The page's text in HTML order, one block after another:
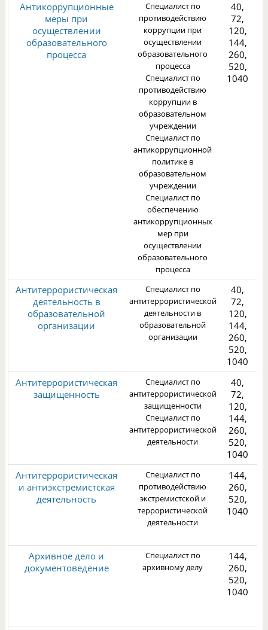
Антикоррупционные
меры при
осуществлении
образовательного
процесса
Специалист по
противодействию
коррупции при
осуществлении
образовательного
процесса
Специалист по
противодействию
коррупции в
образовательном
учреждении
Специалист по
антикоррупционной
политике в
образовательном
учреждении
Специалист по
обеспечению
антикоррупционных
мер при
осуществлении
образовательного
процесса
40,
72,
120,
144,
260,
520,
1040
Антитеррористическая
деятельность в
образовательной
организации
Специалист по
антитеррористической
деятельности в
образовательной
организации
40,
72,
120,
144,
260,
520,
1040
Антитеррористическая
защищенность
Специалист по
антитеррористической
защищенности
Специалист по
антитеррористической
деятельности
40,
72,
120,
144,
260,
520,
1040
Антитеррористическая
и антиэкстремистская
деятельность
Специалист по
противодействию
экстремистской и
террористической
деятельности
144,
260,
520,
1040
Архивное дело и
документоведение
Специалист по
архивному делу
144,
260,
520,
1040